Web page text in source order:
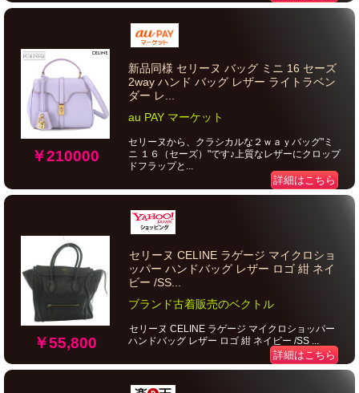
￥210000
新品同様 セリーヌ バッグ ミニ 16 セーズ
2way ハンド バッグ レザー ライトラベン
ダー レ...
au PAY マーケット
セリーヌから、クラシカルな２ｗａｙバッグ"ミ
ニ １６（セーズ）"です♪上質なレザーにクロップ
ドフラップと...
詳細はこちら
￥55,800
セリーヌ CELINE ラゲージ マイクロショ
ッパー ハンドバッグ レザー ロゴ 紺 ネイ
ビー /SS...
ブランド古着販売のベクトル
セリーヌ CELINE ラゲージ マイクロショッパー
ハンドバッグ レザー ロゴ 紺 ネイビー /SS ...
詳細はこちら